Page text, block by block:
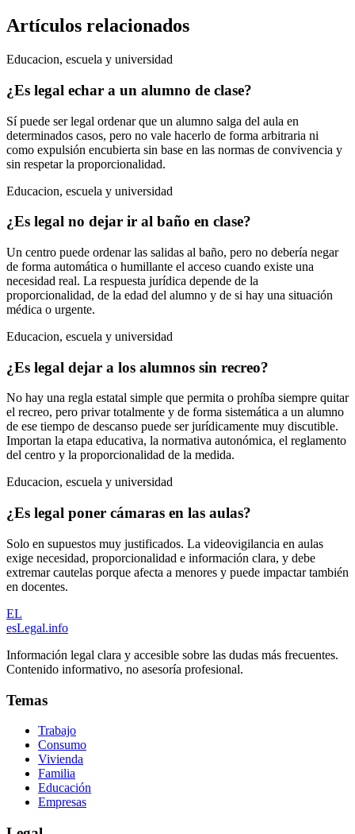
Artículos relacionados
Educacion, escuela y universidad
¿Es legal echar a un alumno de clase?
Sí puede ser legal ordenar que un alumno salga del aula en
determinados casos, pero no vale hacerlo de forma arbitraria ni
como expulsión encubierta sin base en las normas de convivencia y
sin respetar la proporcionalidad.
Educacion, escuela y universidad
¿Es legal no dejar ir al baño en clase?
Un centro puede ordenar las salidas al baño, pero no debería negar
de forma automática o humillante el acceso cuando existe una
necesidad real. La respuesta jurídica depende de la
proporcionalidad, de la edad del alumno y de si hay una situación
médica o urgente.
Educacion, escuela y universidad
¿Es legal dejar a los alumnos sin recreo?
No hay una regla estatal simple que permita o prohíba siempre quitar
el recreo, pero privar totalmente y de forma sistemática a un alumno
de ese tiempo de descanso puede ser jurídicamente muy discutible.
Importan la etapa educativa, la normativa autonómica, el reglamento
del centro y la proporcionalidad de la medida.
Educacion, escuela y universidad
¿Es legal poner cámaras en las aulas?
Solo en supuestos muy justificados. La videovigilancia en aulas
exige necesidad, proporcionalidad e información clara, y debe
extremar cautelas porque afecta a menores y puede impactar también
en docentes.
EL
esLegal.info
Información legal clara y accesible sobre las dudas más frecuentes.
Contenido informativo, no asesoría profesional.
Temas
Trabajo
Consumo
Vivienda
Familia
Educación
Empresas